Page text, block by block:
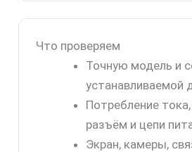
Что проверяем
Точную модель и
устанавливаемой
Потребление
разъём и цепи
Экран, камеры,